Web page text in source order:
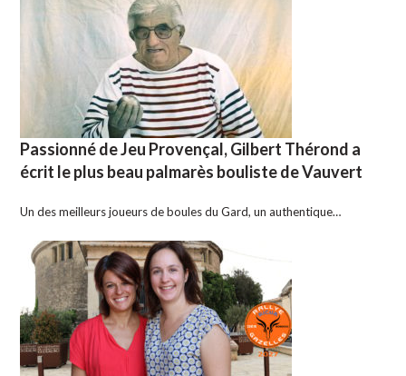
Passionné de Jeu Provençal, Gilbert Thérond a
écrit le plus beau palmarès bouliste de Vauvert
Un des meilleurs joueurs de boules du Gard, un authentique…